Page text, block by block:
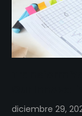
diciembre 29,